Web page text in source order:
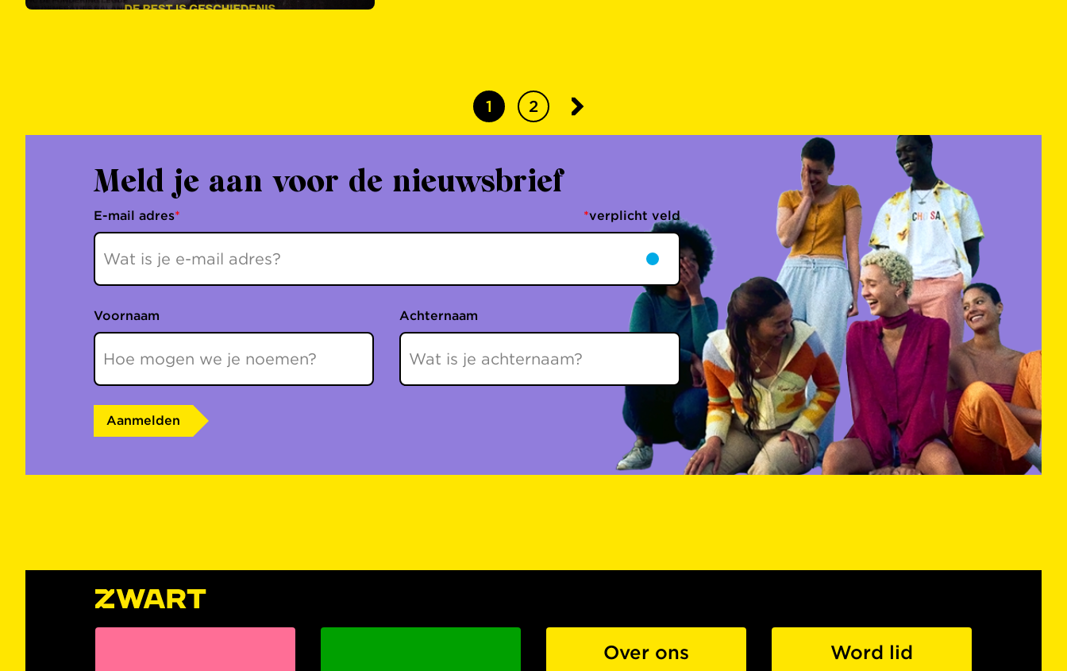
1 2
Meld je aan voor de nieuwsbrief
E-mail adres* *verplicht veld
Voornaam Achternaam
Aanmelden
Over ons Word lid